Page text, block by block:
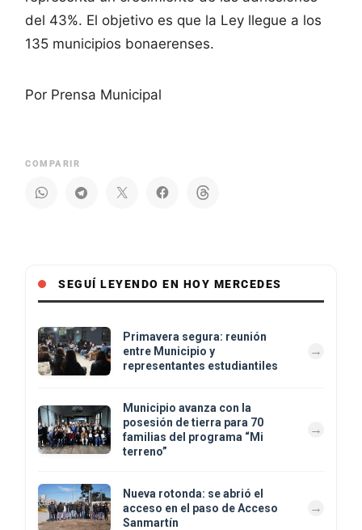
del 43%. El objetivo es que la Ley llegue a los
135 municipios bonaerenses.
Por Prensa Municipal
COMPARIR
SEGUÍ LEYENDO EN HOY MERCEDES
Primavera segura: reunión
entre Municipio y
representantes estudiantiles
Municipio avanza con la
posesión de tierra para 70
familias del programa “Mi
terreno”
Nueva rotonda: se abrió el
acceso en el paso de Acceso
Sanmartín